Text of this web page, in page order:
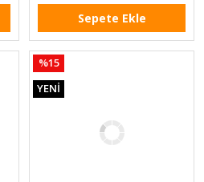
Sepete Ekle
%15
YENİ